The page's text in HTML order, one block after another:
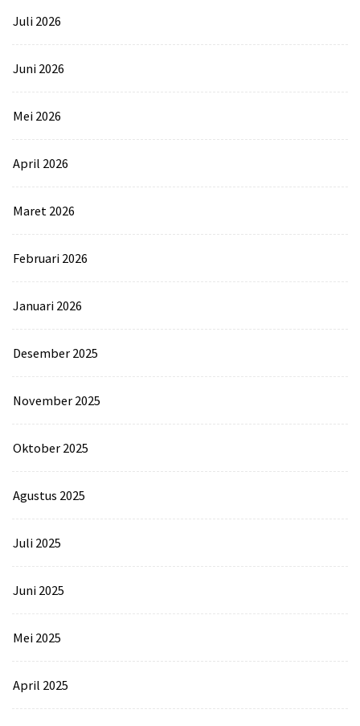
Juli 2026
Juni 2026
Mei 2026
April 2026
Maret 2026
Februari 2026
Januari 2026
Desember 2025
November 2025
Oktober 2025
Agustus 2025
Juli 2025
Juni 2025
Mei 2025
April 2025